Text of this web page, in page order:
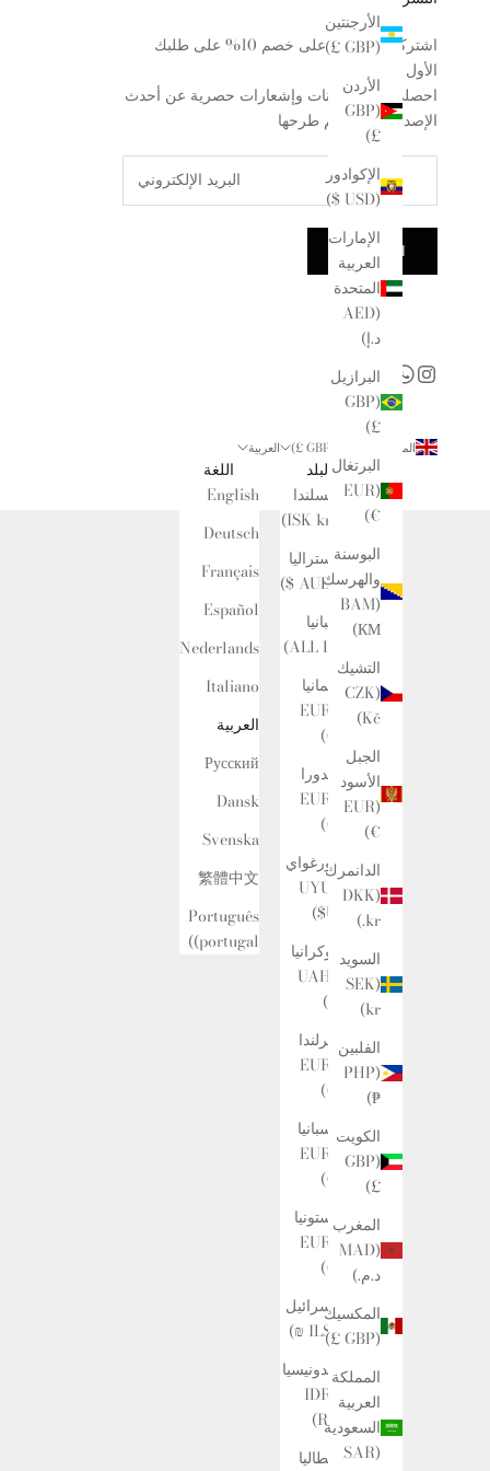
الأرجنتين
(GBP £)
الأردن
(GBP
£)
الإكوادور
(USD $)
الإمارات
العربية
المتحدة
(AED
د.إ)
البرازيل
(GBP
£)
البرتغال
(EUR
€)
البوسنة
والهرسك
(BAM
КМ)
التشيك
(CZK
Kč)
الجبل
الأسود
(EUR
€)
الدانمرك
(DKK
kr.)
السويد
(SEK
kr)
الفلبين
(PHP
₱)
الكويت
(GBP
£)
المغرب
(MAD
د.م.)
المكسيك
(GBP £)
المملكة
العربية
السعودية
(SAR
اشتركي للحصول على خصم 10% على طلبك
الأول
احصلي على معاينات وإشعارات حصرية عن أحدث
الإصدارات التي تم طرحها
اشترك معنا
المملكة المتحدة (GBP £)
البلد
آيسلندا
أستراليا
(AUD $)
ألبانيا
ألمانيا
(EUR
€)
أندورا
(EUR
€)
أورغواي
(UYU
$U)
أوكرانيا
(UAH
₴)
أيرلندا
(EUR
€)
إسبانيا
(EUR
€)
إستونيا
(EUR
€)
إسرائيل
(ILS ₪)
إندونيسيا
(IDR
Rp)
إيطاليا
العربية
اللغة
English
Deutsch
Français
Español
Nederlands
Italiano
العربية
Русский
Dansk
Svenska
繁體中文
Português
(portugal)